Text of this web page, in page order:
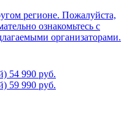
регионе. Пожалуйста,
ознакомьтесь с
организаторами.
54 990 руб.
59 990 руб.